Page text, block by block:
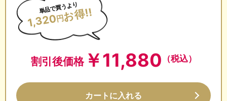
単品で買うより
1,320円お得!!
割引後価格￥11,880 （税込）
カートに入れる